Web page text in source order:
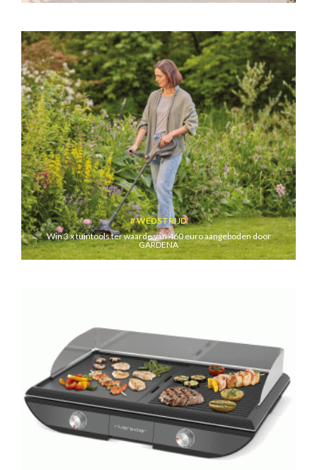
WEDSTRIJD
Win 3 x tuintools ter waarde van 460 euro aangeboden door
GARDENA